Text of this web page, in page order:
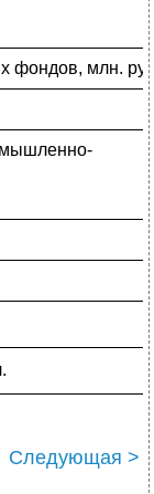
фондов, млн.
Следующая >